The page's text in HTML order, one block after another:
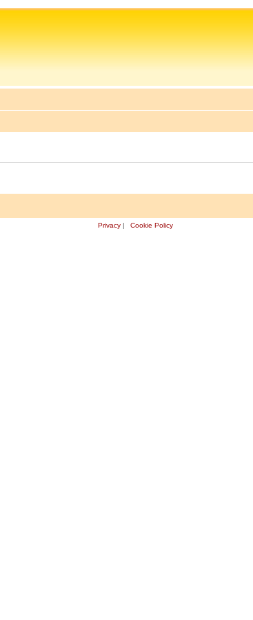
Privacy | Cookie Policy